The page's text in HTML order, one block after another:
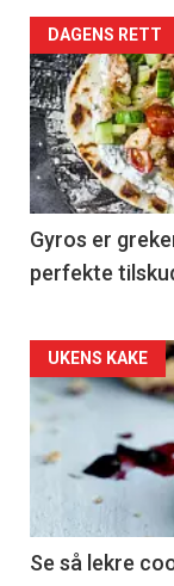
DAGENS RETT
Gyros er
perfekte
Forsiden
akkurat
nå
2
UKENS KAKE
Se så lekre